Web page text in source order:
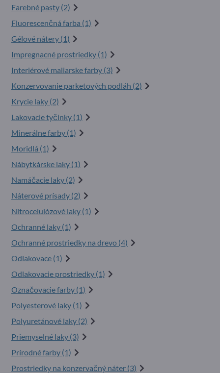
Farebné pasty (2)
Fluorescenčná farba (1)
Gélové nátery (1)
Impregnacné prostriedky (1)
Interiérové maliarske farby (3)
Konzervovanie parketových podláh (2)
Krycie laky (2)
Lakovacie tyčinky (1)
Minerálne farby (1)
Moridlá (1)
Nábytkárske laky (1)
Namáčacie laky (2)
Náterové prísady (2)
Nitrocelulózové laky (1)
Ochranné laky (1)
Ochranné prostriedky na drevo (4)
Odlakovace (1)
Odlakovacie prostriedky (1)
Označovacie farby (1)
Polyesterové laky (1)
Polyuretánové laky (2)
Priemyselné laky (3)
Prírodné farby (1)
Prostriedky na konzervačný náter (3)